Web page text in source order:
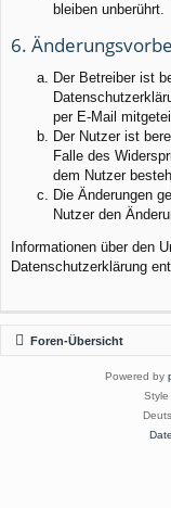
bleiben unberührt.
6.
Der Betreiber ist
per E-Mail
Der Nutzer ist
Falle des
dem Nutzer
Die Änderungen
Nutzer den
Informationen über den
Datenschutzerklärung
Foren-Übersicht
Powered by
Style